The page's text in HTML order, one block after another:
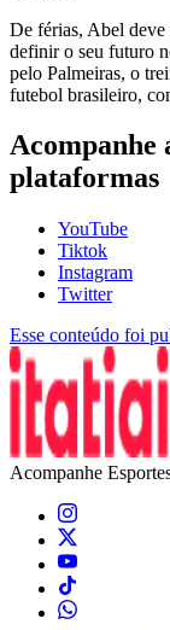
De férias, Abel deve
definir o seu futuro
pelo Palmeiras, o
futebol brasileiro,
Acompanhe
plataformas
YouTube
Tiktok
Instagram
Twitter
Esse conteúdo foi
Acompanhe